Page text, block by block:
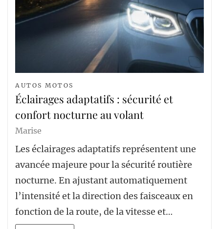
AUTOS MOTOS
Éclairages adaptatifs : sécurité et
confort nocturne au volant
Marise
Les éclairages adaptatifs représentent une
avancée majeure pour la sécurité routière
nocturne. En ajustant automatiquement
l’intensité et la direction des faisceaux en
fonction de la route, de la vitesse et…